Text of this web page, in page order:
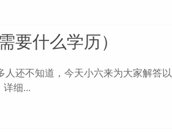
要什么学历）
还不知道，今天小六来为大家解答以
细...